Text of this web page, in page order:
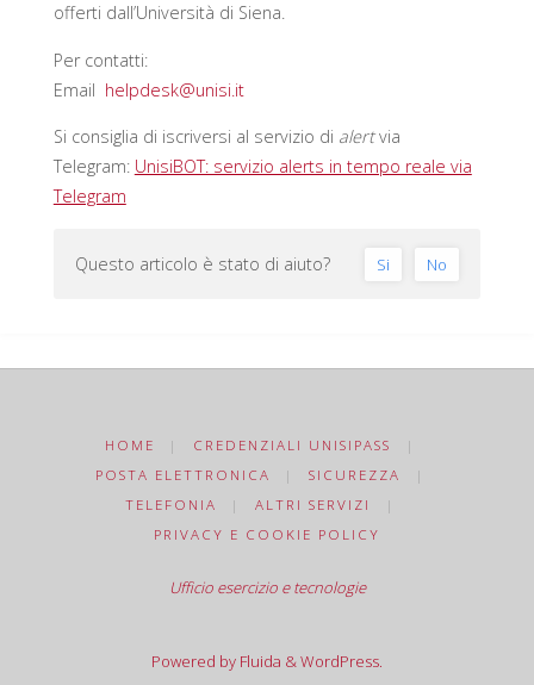
offerti dall’Università di Siena.
Per contatti:
Email helpdesk@unisi.it
Si consiglia di iscriversi al servizio di alertvia
Telegram: UnisiBOT: servizio alerts in tempo reale via
Telegram
Questo articolo è stato di aiuto? Si No
HOME | CREDENZIALI UNISIPASS
|
POSTA ELETTRONICA
| SICUREZZA
|
TELEFONIA
| ALTRI SERVIZI
|
PRIVACY E COOKIE POLICY
Ufficio esercizio e tecnologie
Powered by Fluida &WordPress.